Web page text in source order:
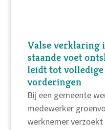
Valse verklaring
staande voet
leidt tot
vorderingen
Bij een gemeente
medewerker
werknemer